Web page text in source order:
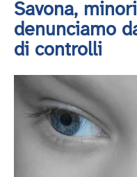
Savona,
denunciamo
di controlli